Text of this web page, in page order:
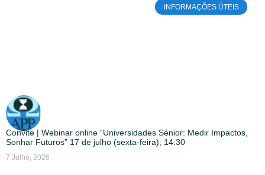
INFORMAÇÕES ÚTEIS
Convite | Webinar online “Universidades Sénior: Medir Impactos,
Sonhar Futuros” 17 de julho (sexta-feira); 14:30
7 Julho, 2026